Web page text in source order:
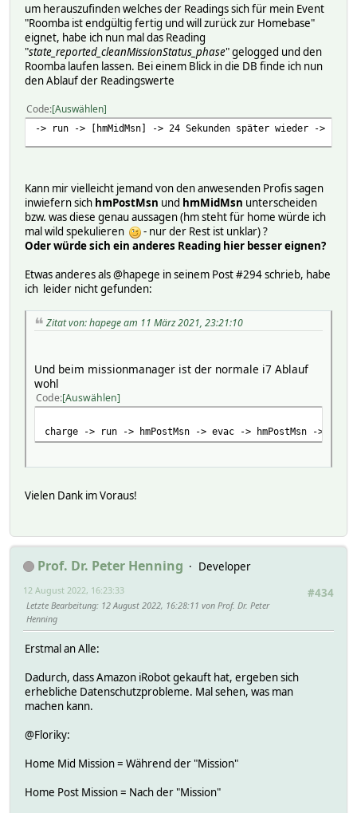
um herauszufinden welches der Readings sich für mein Event
"Roomba ist endgültig fertig und will zurück zur Homebase"
eignet, habe ich nun mal das Reading
"state_reported_cleanMissionStatus_phase" gelogged und den
Roomba laufen lassen. Bei einem Blick in die DB finde ich nun
den Ablauf der Readingswerte
Code Auswählen
-> run -> [hmMidMsn] -> 24 Sekunden später wieder -> run
Kann mir vielleicht jemand von den anwesenden Profis sagen
inwiefern sich hmPostMsn und hmMidMsn unterscheiden
bzw. was diese genau aussagen (hm steht für home würde ich
mal wild spekulieren
- nur der Rest ist unklar) ?
Oder würde sich ein anderes Reading hier besser eignen?
Etwas anderes als @hapege in seinem Post #294 schrieb, habe
ich leider nicht gefunden:
Zitat von: hapege am 11 März 2021, 23:21:10
Und beim missionmanager ist der normale i7 Ablauf
wohl
Code Auswählen
charge -> run -> hmPostMsn -> evac -> hmPostMsn -> run
Vielen Dank im Voraus!
Prof. Dr. Peter Henning
Developer
#434
12 August 2022, 16:23:33
Letzte Bearbeitung: 12 August 2022, 16:28:11 von Prof. Dr. Peter
Henning
Erstmal an Alle:
Dadurch, dass Amazon iRobot gekauft hat, ergeben sich
erhebliche Datenschutzprobleme. Mal sehen, was man
machen kann.
@Floriky:
Home Mid Mission = Während der "Mission"
Home Post Mission = Nach der "Mission"